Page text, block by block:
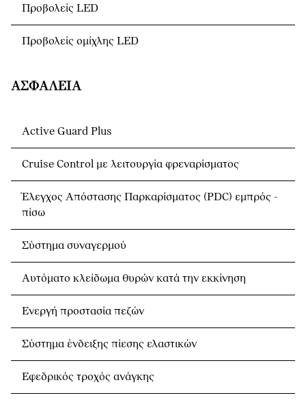
Προβολείς LED
Προβολείς ομίχλης LED
ΑΣΦΆΛΕΙΑ
Active Guard Plus
Cruise Control με λειτουργία φρεναρίσματος
Έλεγχος Απόστασης Παρκαρίσματος (PDC) εμπρός -
πίσω
Σύστημα συναγερμού
Αυτόματο κλείδωμα θυρών κατά την εκκίνηση
Ενεργή προστασία πεζών
Σύστημα ένδειξης πίεσης ελαστικών
Εφεδρικός τροχός ανάγκης